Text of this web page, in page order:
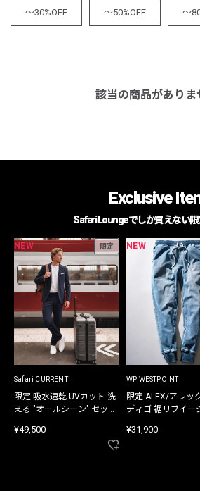
～30%OFF ～50%OFF ～
該当の商品がありま
Exclusive
Safari Loungeでしか買えない
NEW 限定
Safari CURRENT
限定 吸水速乾 UVカット 洗
える "オールシーン" セット
¥49,500
NEW
WP WESTPOINT
限定 ALEX/アレッ
ディゴ 裾リブイー
¥31,900